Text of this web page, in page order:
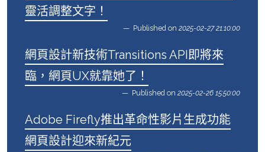
靈活調整文字！
Published on 2025-02-27 21:10:00
網頁設計新技術Transitions API即將來
臨，網頁UX就靠她了！
Published on 2025-02-26 15:50:00
Adobe Firefly推出革命性影片生成功能
網頁設計迎來新紀元